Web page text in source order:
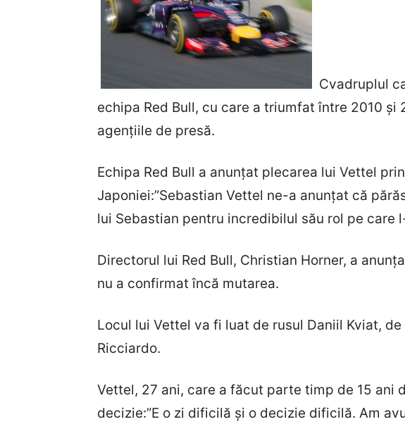
Cvadruplul
echipa Red Bull, cu care a triumfat între 2010
agențiile de presă.
Echipa Red Bull a anunțat plecarea lui Vettel
Japoniei:”Sebastian Vettel ne-a anunțat că
lui Sebastian pentru incredibilul său rol pe care
Directorul lui Red Bull, Christian Horner, a
nu a confirmat încă mutarea.
Locul lui Vettel va fi luat de rusul Daniil Kviat,
Ricciardo.
Vettel, 27 ani, care a făcut parte timp de 15
decizie:”E o zi dificilă și o decizie dificilă. Am